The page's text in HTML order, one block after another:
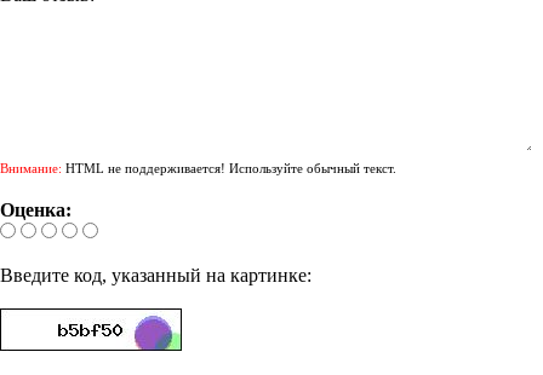
Внимание: HTML не поддерживается! Используйте обычный текст.
Оценка:
Введите код, указанный на картинке: